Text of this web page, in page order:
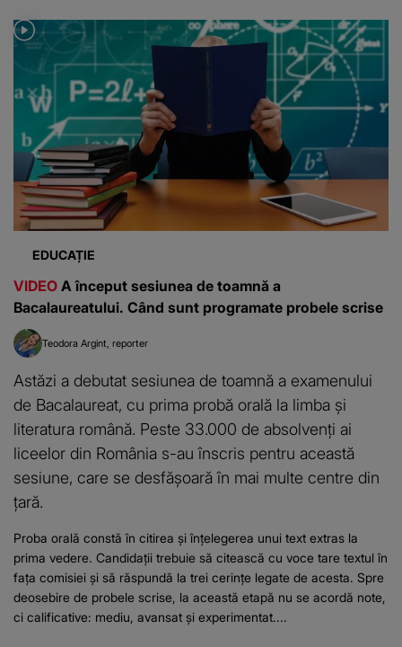
EDUCAȚIE
VIDEO A început sesiunea de toamnă a
Bacalaureatului. Când sunt programate probele scrise
Teodora Argint reporter
Astăzi a debutat sesiunea de toamnă a examenului
de Bacalaureat, cu prima probă orală la limba și
literatura română. Peste 33.000 de absolvenți ai
liceelor din România s-au înscris pentru această
sesiune, care se desfășoară în mai multe centre din
țară.
Proba orală constă în citirea și înțelegerea unui text extras la
prima vedere. Candidații trebuie să citească cu voce tare textul în
fața comisiei și să răspundă la trei cerințe legate de acesta. Spre
deosebire de probele scrise, la această etapă nu se acordă note,
ci calificative: mediu, avansat și experimentat....